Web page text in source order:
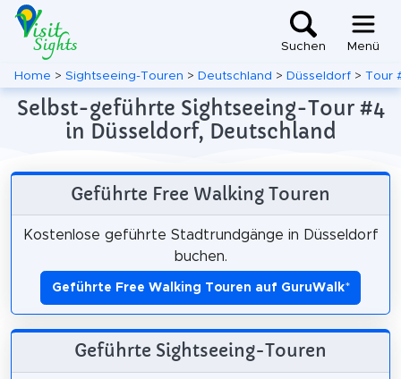
Suchen Menü
Home > Sightseeing-Touren > Deutschland > Düsseldorf > Tour
Selbst-geführte Sightseeing-Tour #4
in Düsseldorf, Deutschland
Geführte Free Walking Touren
Kostenlose geführte Stadtrundgänge in Düsseldorf
buchen.
Geführte Free Walking Touren auf GuruWalk*
Geführte Sightseeing-Touren